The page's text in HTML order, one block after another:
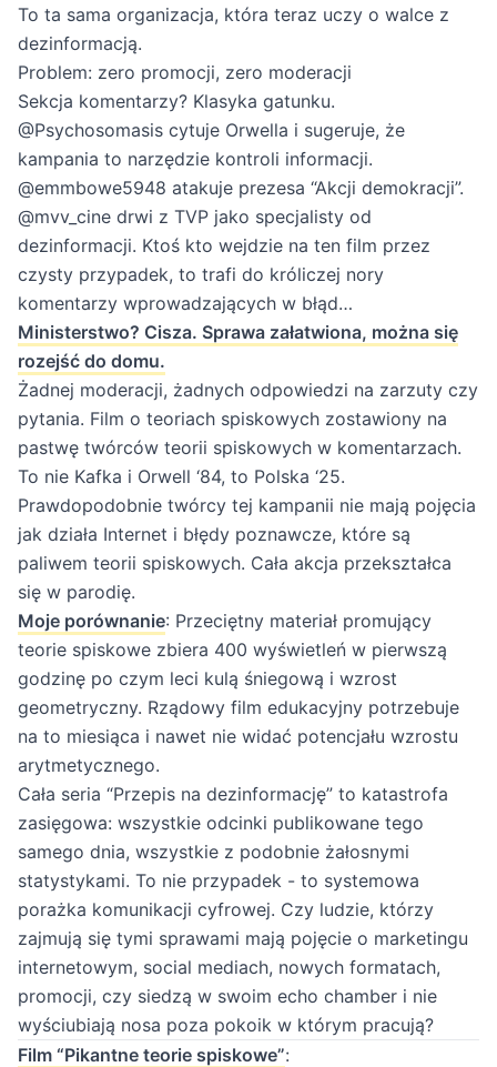
To ta sama organizacja, która teraz uczy o walce z
dezinformacją.
Problem: zero promocji, zero moderacji
Sekcja komentarzy? Klasyka gatunku.
@Psychosomasis cytuje Orwella i sugeruje, że
kampania to narzędzie kontroli informacji.
@emmbowe5948 atakuje prezesa “Akcji demokracji”.
@mvv_cine drwi z TVP jako specjalisty od
dezinformacji. Ktoś kto wejdzie na ten film przez
czysty przypadek, to trafi do króliczej nory
komentarzy wprowadzających w błąd…
Ministerstwo? Cisza. Sprawa załatwiona, można się
rozejść do domu.
Żadnej moderacji, żadnych odpowiedzi na zarzuty czy
pytania. Film o teoriach spiskowych zostawiony na
pastwę twórców teorii spiskowych w komentarzach.
To nie Kafka i Orwell ‘84, to Polska ‘25.
Prawdopodobnie twórcy tej kampanii nie mają pojęcia
jak działa Internet i błędy poznawcze, które są
paliwem teorii spiskowych. Cała akcja przekształca
się w parodię.
Moje porównanie: Przeciętny materiał promujący
teorie spiskowe zbiera 400 wyświetleń w pierwszą
godzinę po czym leci kulą śniegową i wzrost
geometryczny. Rządowy film edukacyjny potrzebuje
na to miesiąca i nawet nie widać potencjału wzrostu
arytmetycznego.
Cała seria “Przepis na dezinformację” to katastrofa
zasięgowa: wszystkie odcinki publikowane tego
samego dnia, wszystkie z podobnie żałosnymi
statystykami. To nie przypadek - to systemowa
porażka komunikacji cyfrowej. Czy ludzie, którzy
zajmują się tymi sprawami mają pojęcie o marketingu
internetowym, social mediach, nowych formatach,
promocji, czy siedzą w swoim echo chamber i nie
wyściubiają nosa poza pokoik w którym pracują?
Film “Pikantne teorie spiskowe”: